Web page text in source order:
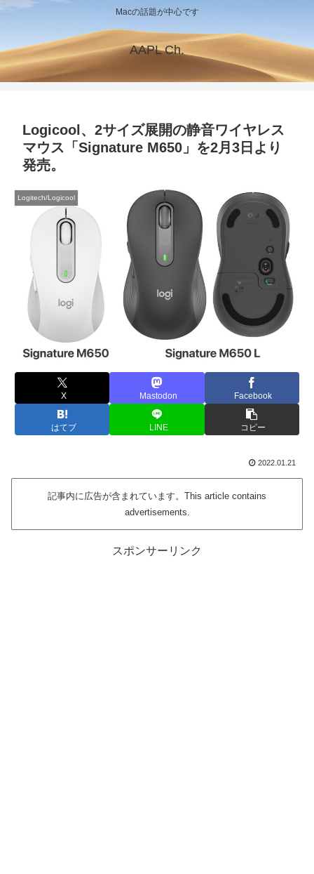
Macの話題が中心です
AAPL Ch.
Logicool、2サイズ展開の静音ワイヤレス
マウス「Signature M650」を2月3日より
発売。
Logitech/Logicool
X Mastodon Facebook
はてブ LINE コピー
2022.01.21
記事内に広告が含まれています。This article contains
advertisements.
スポンサーリンク